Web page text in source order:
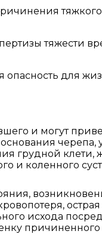
тяжести
опасность для
и могут
черепа,
грудной клети,
и коленного
исхода
причиненного